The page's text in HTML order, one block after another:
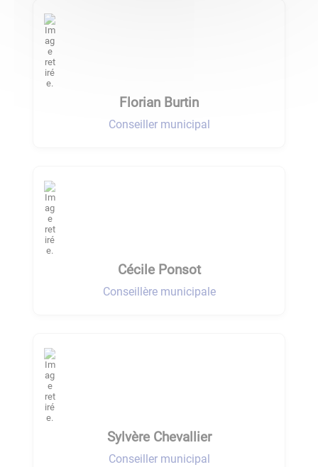
Florian Burtin
Conseiller municipal
Cécile Ponsot
Conseillère municipale
Sylvère Chevallier
Conseiller municipal